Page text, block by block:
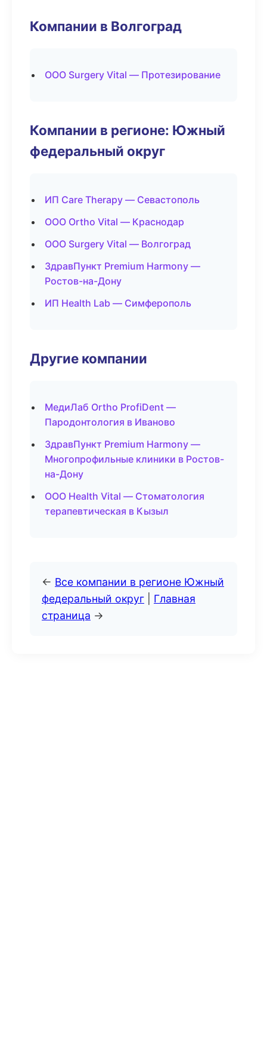
Компании в Волгоград
ООО Surgery Vital — Протезирование
Компании в регионе: Южный
федеральный округ
ИП Care Therapy — Севастополь
ООО Ortho Vital — Краснодар
ООО Surgery Vital — Волгоград
ЗдравПункт Premium Harmony —
Ростов-на-Дону
ИП Health Lab — Симферополь
Другие компании
МедиЛаб Ortho ProfiDent —
Пародонтология в Иваново
ЗдравПункт Premium Harmony —
Многопрофильные клиники в Ростов-
на-Дону
ООО Health Vital — Стоматология
терапевтическая в Кызыл
← Все компании в регионе Южный
федеральный округ
Главная
страница →